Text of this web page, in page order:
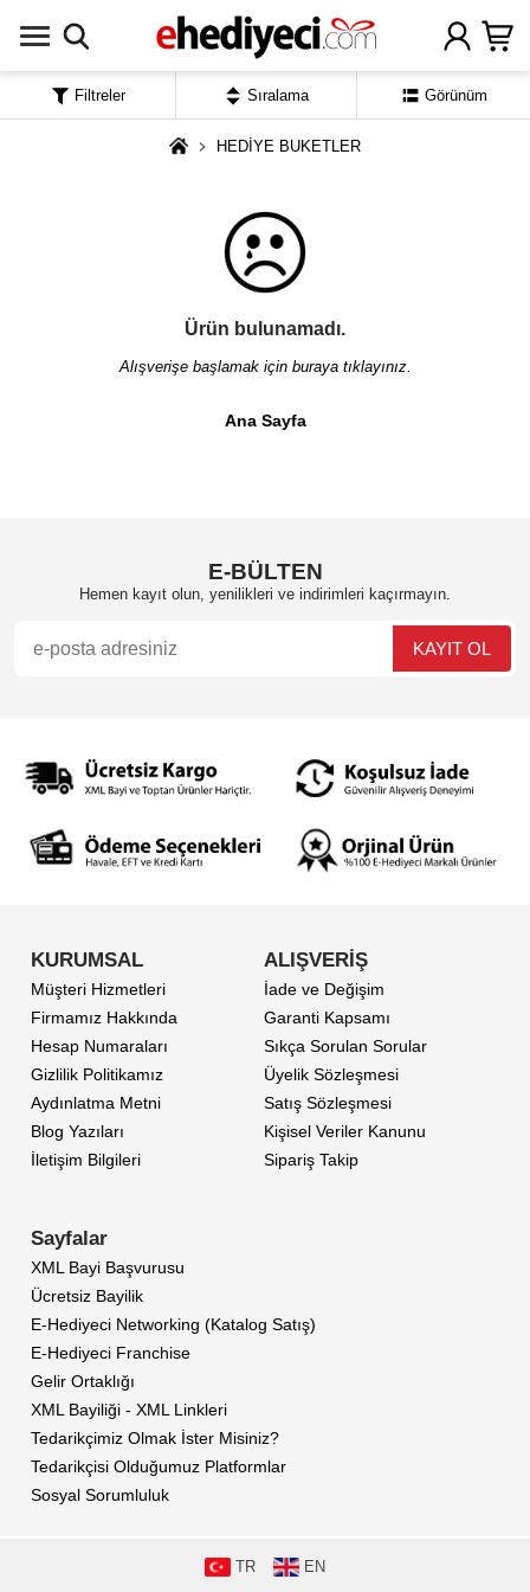
HEDİYE BUKETLER
Ürün bulunamadı.
Alışverişe başlamak için buraya tıklayınız.
Ana Sayfa
E-BÜLTEN
Hemen kayıt olun, yenilikleri ve indirimleri kaçırmayın.
KURUMSAL
Müşteri Hizmetleri
Firmamız Hakkında
Hesap Numaraları
Gizlilik Politikamız
Aydınlatma Metni
Blog Yazıları
İletişim Bilgileri
ALIŞVERİŞ
İade ve Değişim
Garanti Kapsamı
Sıkça Sorulan Sorular
Üyelik Sözleşmesi
Satış Sözleşmesi
Kişisel Veriler Kanunu
Sipariş Takip
Sayfalar
XML Bayi Başvurusu
Ücretsiz Bayilik
E-Hediyeci Networking (Katalog Satış)
E-Hediyeci Franchise
Gelir Ortaklığı
XML Bayiliği - XML Linkleri
Tedarikçimiz Olmak İster Misiniz?
Tedarikçisi Olduğumuz Platformlar
Sosyal Sorumluluk
TR EN
Filtreler Sıralama Görünüm